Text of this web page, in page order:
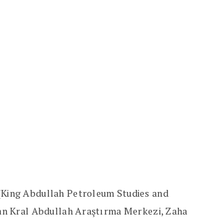
Abdullah Petroleum Studies and
Kral Abdullah Araştırma Merkezi, Zaha